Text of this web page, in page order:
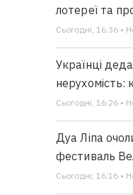
лотереї та
Сьогодні, 16:36 •
Українці
нерухомість:
Сьогодні, 16:26 •
Дуа Ліпа
фестиваль
Сьогодні, 16:16 •